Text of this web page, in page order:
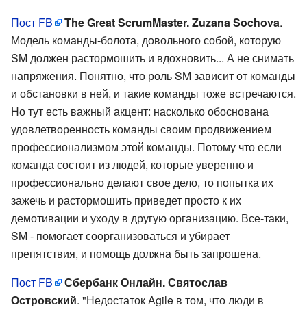
Пост FB
The Great ScrumMaster. Zuzana Sochova.
Модель команды-болота, довольного собой, которую
SM должен растормошить и вдохновить... А не снимать
напряжения. Понятно, что роль SM зависит от команды
и обстановки в ней, и такие команды тоже встречаются.
Но тут есть важный акцент: насколько обоснована
удовлетворенность команды своим продвижением
профессионализмом этой команды. Потому что если
команда состоит из людей, которые уверенно и
профессионально делают свое дело, то попытка их
зажечь и растормошить приведет просто к их
демотивации и уходу в другую организацию. Все-таки,
SM - помогает соорганизоваться и убирает
препятствия, и помощь должна быть запрошена.
Пост FB
Сбербанк Онлайн. Святослав
Островский. "Недостаток Agile в том, что люди в